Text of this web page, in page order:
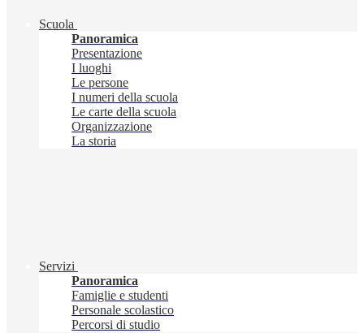
Scuola
Panoramica
Presentazione
I luoghi
Le persone
I numeri della scuola
Le carte della scuola
Organizzazione
La storia
Servizi
Panoramica
Famiglie e studenti
Personale scolastico
Percorsi di studio